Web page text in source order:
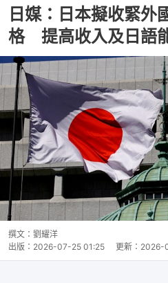
日媒：日本擬收緊外
格 提高收入及日語
撰文： 劉耀洋
出版： 2026-07-25 01:25 更新： 2026-